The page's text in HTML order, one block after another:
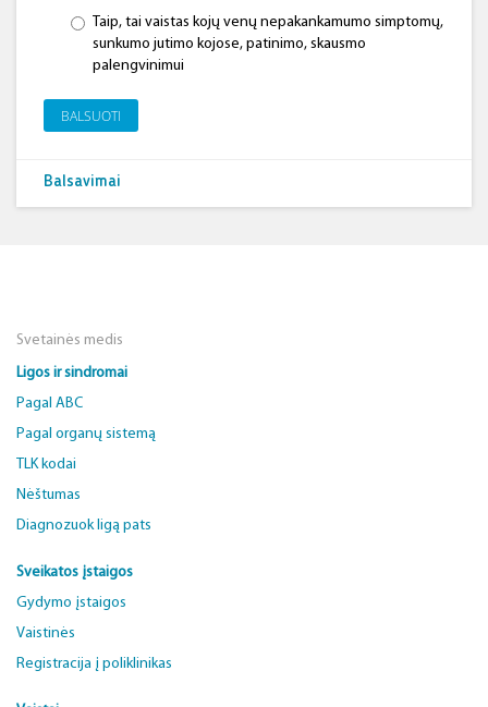
Taip, tai vaistas kojų venų nepakankamumo simptomų,
sunkumo jutimo kojose, patinimo, skausmo
palengvinimui
BALSUOTI
Balsavimai
Svetainės medis
Ligos ir sindromai
Pagal ABC
Pagal organų sistemą
TLK kodai
Nėštumas
Diagnozuok ligą pats
Sveikatos įstaigos
Gydymo įstaigos
Vaistinės
Registracija į poliklinikas